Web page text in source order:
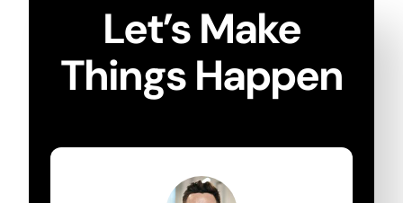
Let’s Make
Things Happen